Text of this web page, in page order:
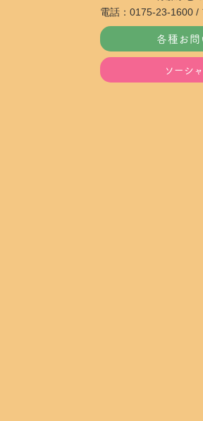
電話：0175-23-1600 /
各種お問
ソーシ